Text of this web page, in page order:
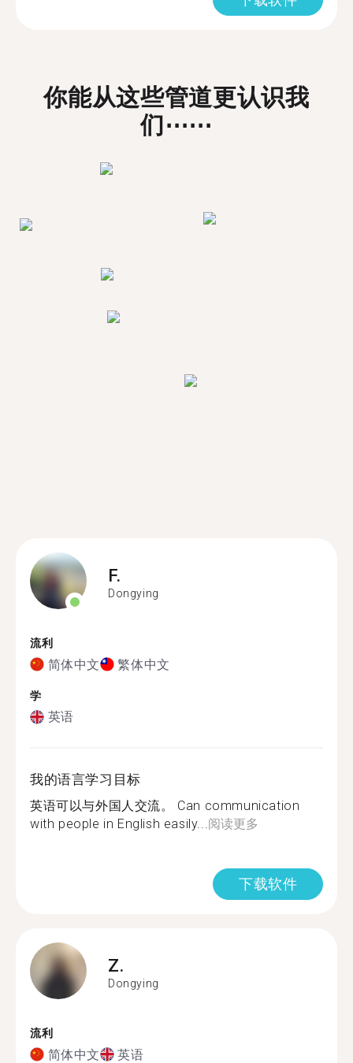
你能从这些管道更认识我
们⋯⋯
F.
Dongying
流利
简体中文 繁体中文
学
英语
我的语言学习目标
英语可以与外国人交流。 Can communication
with people in English easily...阅读更多
下载软件
Z.
Dongying
流利
简体中文 英语